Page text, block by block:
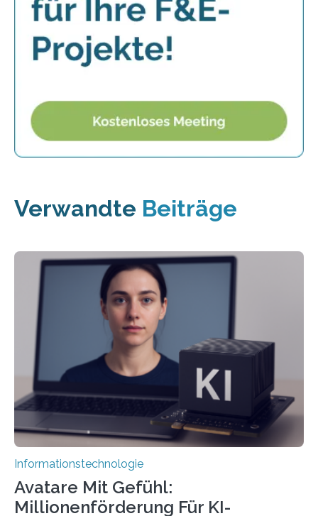
Verwandte Beiträge
Informationstechnologie
Avatare Mit Gefühl:
Millionenförderung Für KI-